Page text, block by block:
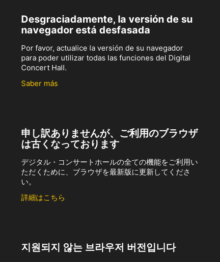
Desgraciadamente, la versión de su
navegador está desfasada
Por favor, actualice la versión de su navegador
para poder utilizar todas las funciones del Digital
Concert Hall.
Saber más
申し訳ありませんが、ご利用のブラウザ
は古くなっております
デジタル・コンサートホールの全ての機能をご利用い
ただくために、ブラウザを最新版に更新してくださ
い。
詳細はこちら
지원되지 않는 브라우저 버전입니다